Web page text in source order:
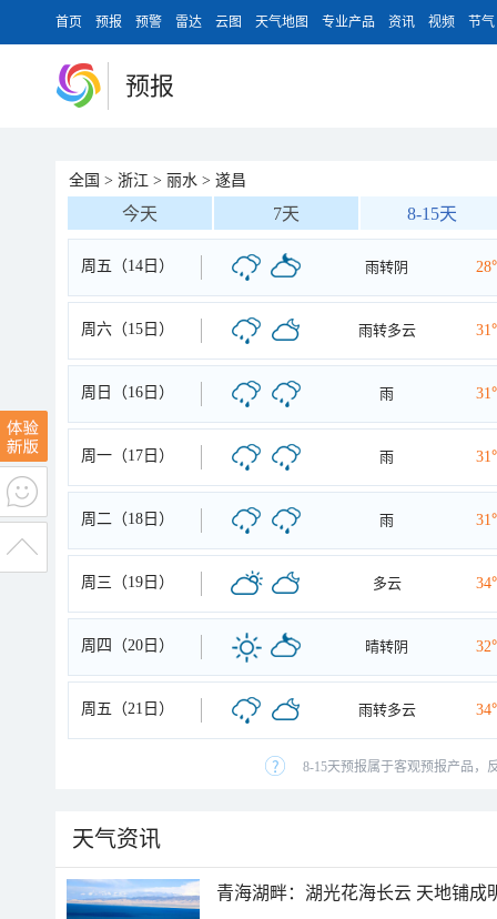
首页 预报 预警 雷达 云图 天气地图 专业产品 资讯 视频 节气
预报
全国 > 浙江 > 丽水 > 遂昌
今天 7天 8-15天
周五（14日） 雨转阴
周六（15日） 雨转多云
周日（16日） 雨
周一（17日） 雨
周二（18日） 雨
周三（19日） 多云
周四（20日） 晴转阴
周五（21日） 雨转多云
8-15天预报属于客观预报产品，
天气资讯
青海湖畔：湖光花海长云 天地铺成